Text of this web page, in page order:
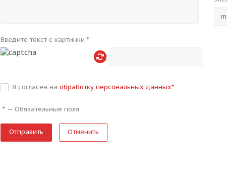
Введите текст с картинки*
Я согласен наобработку персональных данных*
* —Обязательные поля
Отменить